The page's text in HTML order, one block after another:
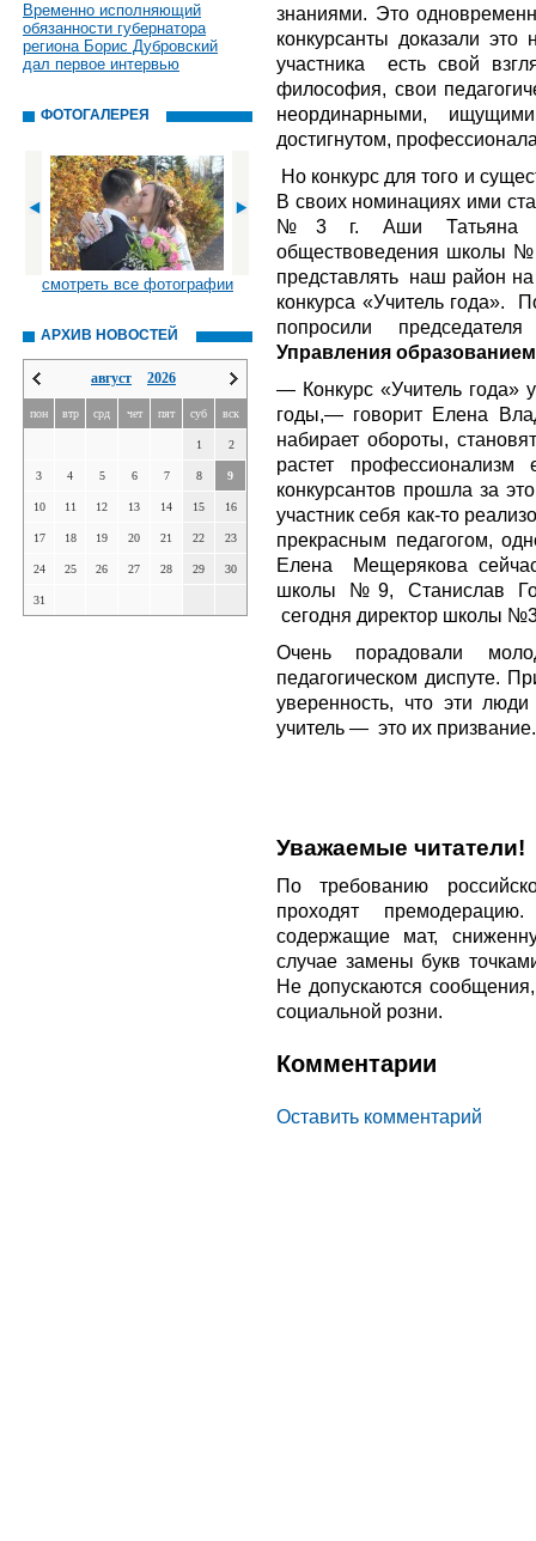
Временно исполняющий
обязанности губернатора
региона Борис Дубровский
дал первое интервью
ФОТОГАЛЕРЕЯ
смотреть все фотографии
АРХИВ НОВОСТЕЙ
август 2026
пон втр срд чет пят суб вск
1 2
3 4 5 6 7 8 9
10 11 12 13 14 15 16
17 18 19 20 21 22 23
24 25 26 27 28 29 30
31
знаниями. Это
конкурсанты доказали
участника есть свой
философия, свои
неординарными,
достигнутом,
Но конкурс для того и
В своих номинациях ими
№3 г. Аши Татьяна
обществоведения школы
представлять наш район
конкурса «Учитель года».
попросили
Управления
— Конкурс «Учитель года»
годы,— говорит Елена
набирает обороты,
растет
конкурсантов прошла за
участник себя как-то
прекрасным педагогом,
Елена Мещерякова
школы №9, Станислав
сегодня директор школы
Очень порадовали
педагогическом диспуте.
уверенность, что эти
учитель — это их призвание.
Уважаемые читатели!
По требованию
проходят
содержащие мат,
случае замены букв
Не допускаются
социальной розни.
Комментарии
Оставить комментарий